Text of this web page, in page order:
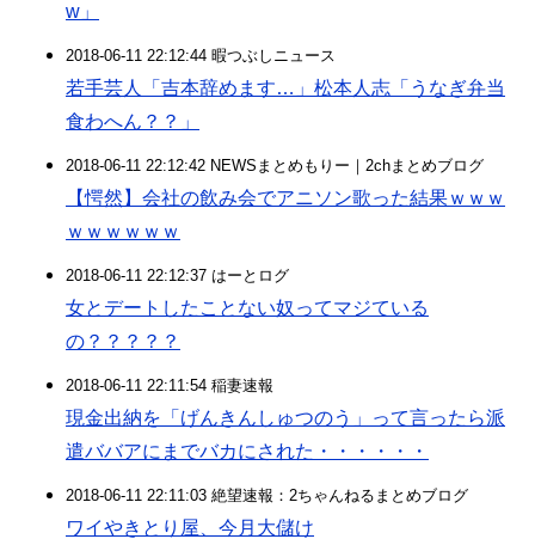
w」
2018-06-11 22:12:44 暇つぶしニュース
若手芸人「吉本辞めます…」松本人志「うなぎ弁当
食わへん？？」
2018-06-11 22:12:42 NEWSまとめもりー｜2chまとめブログ
【愕然】会社の飲み会でアニソン歌った結果ｗｗｗ
ｗｗｗｗｗｗ
2018-06-11 22:12:37 はーとログ
女とデートしたことない奴ってマジている
の？？？？？
2018-06-11 22:11:54 稲妻速報
現金出納を「げんきんしゅつのう」って言ったら派
遣ババアにまでバカにされた・・・・・・
2018-06-11 22:11:03 絶望速報：2ちゃんねるまとめブログ
ワイやきとり屋、今月大儲け